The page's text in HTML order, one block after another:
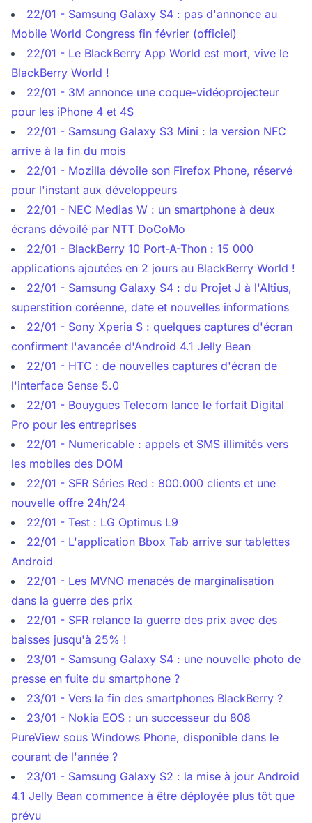
22/01 - Samsung Galaxy S4 : pas d'annonce au
Mobile World Congress fin février (officiel)
22/01 - Le BlackBerry App World est mort, vive le
BlackBerry World !
22/01 - 3M annonce une coque-vidéoprojecteur
pour les iPhone 4 et 4S
22/01 - Samsung Galaxy S3 Mini : la version NFC
arrive à la fin du mois
22/01 - Mozilla dévoile son Firefox Phone, réservé
pour l'instant aux développeurs
22/01 - NEC Medias W : un smartphone à deux
écrans dévoilé par NTT DoCoMo
22/01 - BlackBerry 10 Port-A-Thon : 15 000
applications ajoutées en 2 jours au BlackBerry World !
22/01 - Samsung Galaxy S4 : du Projet J à l'Altius,
superstition coréenne, date et nouvelles informations
22/01 - Sony Xperia S : quelques captures d'écran
confirment l'avancée d'Android 4.1 Jelly Bean
22/01 - HTC : de nouvelles captures d'écran de
l'interface Sense 5.0
22/01 - Bouygues Telecom lance le forfait Digital
Pro pour les entreprises
22/01 - Numericable : appels et SMS illimités vers
les mobiles des DOM
22/01 - SFR Séries Red : 800.000 clients et une
nouvelle offre 24h/24
22/01 - Test : LG Optimus L9
22/01 - L'application Bbox Tab arrive sur tablettes
Android
22/01 - Les MVNO menacés de marginalisation
dans la guerre des prix
22/01 - SFR relance la guerre des prix avec des
baisses jusqu'à 25% !
23/01 - Samsung Galaxy S4 : une nouvelle photo de
presse en fuite du smartphone ?
23/01 - Vers la fin des smartphones BlackBerry ?
23/01 - Nokia EOS : un successeur du 808
PureView sous Windows Phone, disponible dans le
courant de l'année ?
23/01 - Samsung Galaxy S2 : la mise à jour Android
4.1 Jelly Bean commence à être déployée plus tôt que
prévu